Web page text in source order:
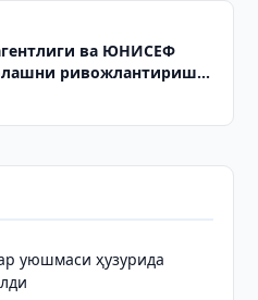
ва ЮНИСЕФ
ривожлантиришни
уюшмаси ҳузурида